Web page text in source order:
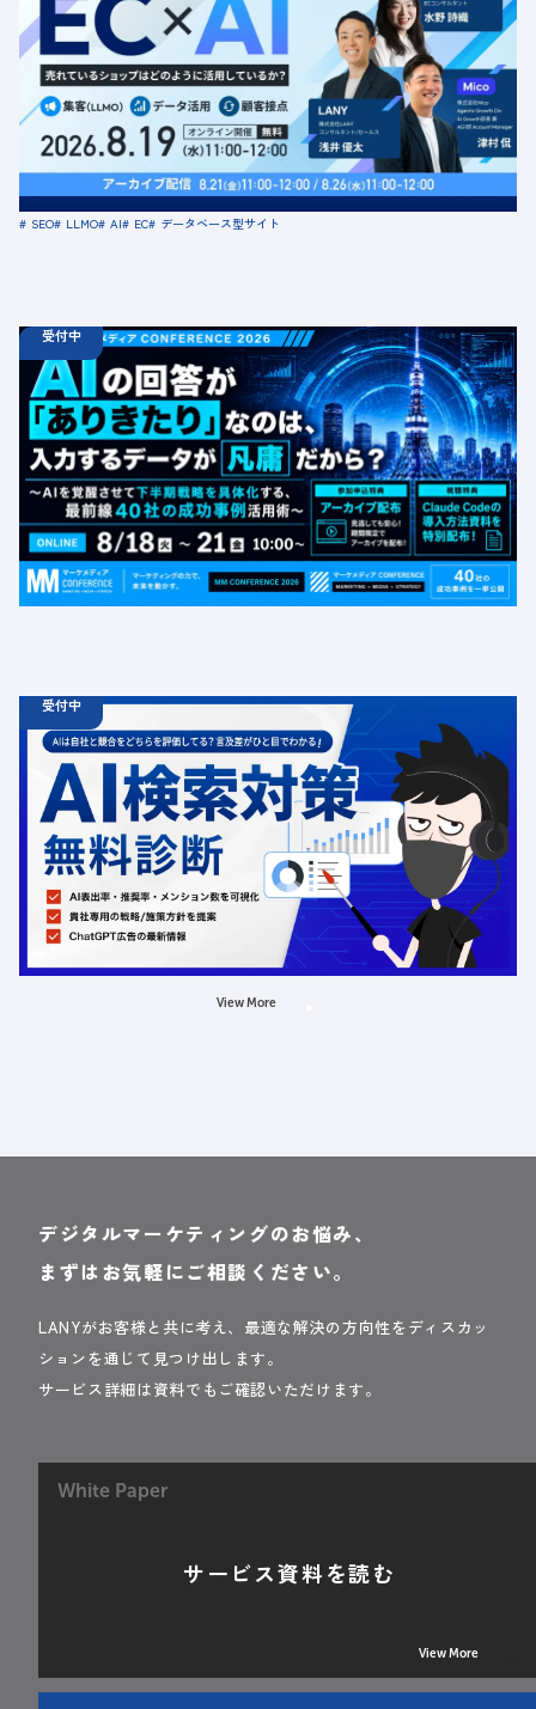
【無料セミナー】EC × AI 売れているショップはどのよう
に活用しているか？ 「集客（LLMO）」「データ活用」
「顧客接点」
定員数：500名
金額：無料
場所：オンライン
SEO LLMO AI EC データベース型サイト
受付中
ウェビナー 08.18 火 10:00 -
08.21 金 16:00
【無料カンファレンス】AIの回答が「ありきたり」なの
は、入力するデータが凡庸だから？ 〜AIを覚醒させて下
半期戦略を具体化する、最前線40社の成功事例活用術〜
定員数：1000名
金額：無料
場所：オンライン
BtoB
受付中
診断
12.31 00:00
ChatGPT広告の最新動向・AI検索対策に関する無料相談
受付中
定員数：500名
金額：無料
場所：オンライン
LLMO 広告
View More
デジタルマーケティングのお悩み、
まずはお気軽にご相談ください。
LANYがお客様と共に考え、最適な解決の方向性をディスカッ
ションを通じて見つけ出します。
サービス詳細は資料でもご確認いただけます。
White Paper
サービス資料を読む
View More